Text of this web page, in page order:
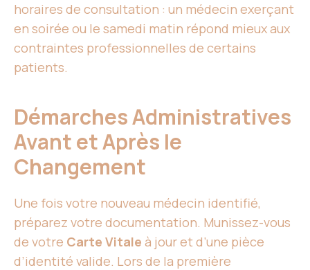
horaires de consultation : un médecin exerçant
en soirée ou le samedi matin répond mieux aux
contraintes professionnelles de certains
patients.
Démarches Administratives
Avant et Après le
Changement
Une fois votre nouveau médecin identifié,
préparez votre documentation. Munissez-vous
de votre Carte Vitale à jour et d’une pièce
d’identité valide. Lors de la première